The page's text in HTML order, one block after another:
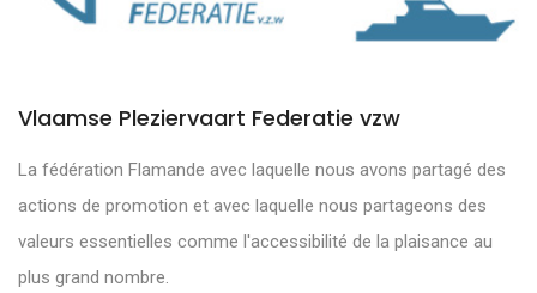
Vlaamse Pleziervaart Federatie vzw
La fédération Flamande avec laquelle nous avons partagé des
actions de promotion et avec laquelle nous partageons des
valeurs essentielles comme l'accessibilité de la plaisance au
plus grand nombre.